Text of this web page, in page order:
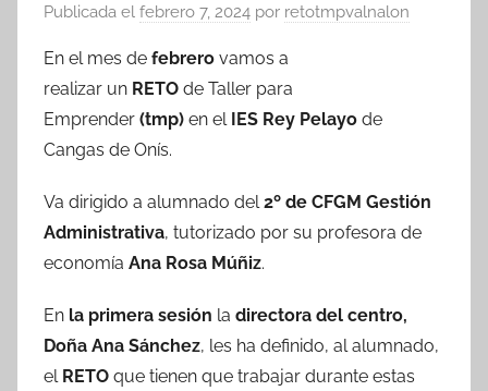
Publicada el febrero 7, 2024 por retotmpvalnalon
En el mes de febrero vamos a
realizar un RETO de Taller para
Emprender (tmp) en el IES Rey Pelayo de
Cangas de Onís.
Va dirigido a alumnado del 2º de CFGM Gestión
Administrativa, tutorizado por su profesora de
economía Ana Rosa Múñiz.
En la primera sesión la directora del centro,
Doña Ana Sánchez, les ha definido, al alumnado,
el RETO que tienen que trabajar durante estas